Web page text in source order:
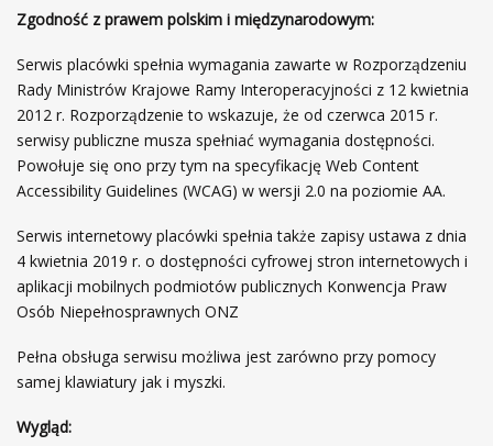
Zgodność z prawem polskim i międzynarodowym:
Serwis placówki spełnia wymagania zawarte w Rozporządzeniu
Rady Ministrów Krajowe Ramy Interoperacyjności z 12 kwietnia
2012 r. Rozporządzenie to wskazuje, że od czerwca 2015 r.
serwisy publiczne musza spełniać wymagania dostępności.
Powołuje się ono przy tym na specyfikację Web Content
Accessibility Guidelines (WCAG) w wersji 2.0 na poziomie AA.
Serwis internetowy placówki spełnia także zapisy ustawa z dnia
4 kwietnia 2019 r. o dostępności cyfrowej stron internetowych i
aplikacji mobilnych podmiotów publicznych Konwencja Praw
Osób Niepełnosprawnych ONZ
Pełna obsługa serwisu możliwa jest zarówno przy pomocy
samej klawiatury jak i myszki.
Wygląd: